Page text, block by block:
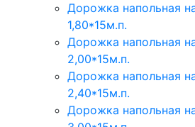
Дорожка напольная
1,80*15м.п.
Дорожка напольная
2,00*15м.п.
Дорожка напольная
2,40*15м.п.
Дорожка напольная